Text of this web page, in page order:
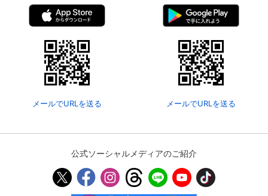
メールでURLを送る メールでURLを送る
公式ソーシャルメディアのご紹介